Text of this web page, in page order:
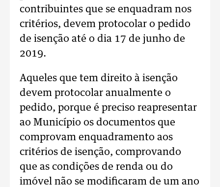
contribuintes que se enquadram nos
critérios, devem protocolar o pedido
de isenção até o dia 17 de junho de
2019.
Aqueles que tem direito à isenção
devem protocolar anualmente o
pedido, porque é preciso reapresentar
ao Município os documentos que
comprovam enquadramento aos
critérios de isenção, comprovando
que as condições de renda ou do
imóvel não se modificaram de um ano